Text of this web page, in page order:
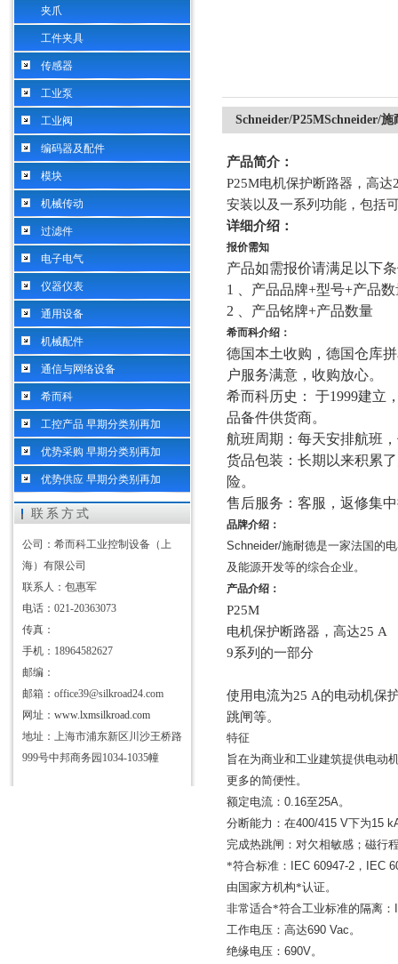
夹爪
工件夹具
传感器
工业泵
工业阀
编码器及配件
模块
机械传动
过滤件
电子电气
仪器仪表
通用设备
机械配件
通信与网络设备
希而科
工控产品 早期分类别再加
优势采购 早期分类别再加
优势供应 早期分类别再加
联系方式
公司：希而科工业控制设备（上
海）有限公司
联系人：包惠军
电话：021-20363073
传真：
手机：18964582627
邮编：
邮箱：office39@silkroad24.com
网址： www.lxmsilkroad.com
地址：上海市浦东新区川沙王桥路
999号中邦商务园1034-1035幢
Schneider/P25MSchneider/
产品简介：
P25M电机保护断路器，高
安装以及一系列功能，包括
详细介绍：
报价需知
产品如需报价请满足以下
1 、产品品牌+型号+产品
2 、产品铭牌+产品数量
希而科介绍：
德国本土收购，德国仓库
户服务满意，收购放心。
希而科历史：
于1999建立
品备件供货商。
航班周期：每天安排航班
货品包装：长期以来积累
险。
售后服务：客服，返修集
品牌介绍：
Schneider/施耐德是一家法国的
及能源开发等的综合企业。
产品介绍：
P25M
电机保护断路器，高达25 A
9系列的一部分
使用电流为25 A的电动机保
跳闸等。
特征
旨在为商业和工业建筑提供电动
更多的简便性。
额定电流： 0.16至25A。
分断能力：在400/415 V下为15
完成热跳闸：对欠相敏感；磁行
*符合标准：
IEC 60947-2 ，
IEC
由国家方机构*认证。
非常适合*符合工业标准的隔离：
工作电压：高达690 Vac。
绝缘电压： 690V。